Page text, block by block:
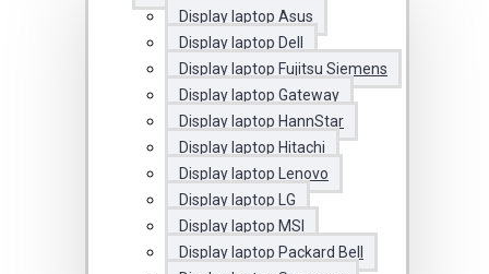
Display laptop Asus
Display laptop Dell
Display laptop Fujitsu Siemens
Display laptop Gateway
Display laptop HannStar
Display laptop Hitachi
Display laptop Lenovo
Display laptop LG
Display laptop MSI
Display laptop Packard Bell